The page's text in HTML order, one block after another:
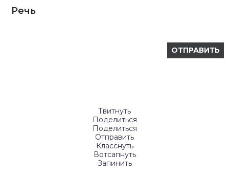
Речь
Твитнуть
Поделиться
Поделиться
Отправить
Класснуть
Вотсапнуть
Запинить